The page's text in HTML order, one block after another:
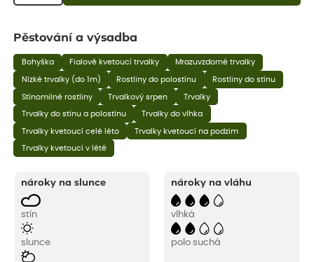
Pěstování a výsadba
Bohyška Fialově kvetoucí trvalky Mrazuvzdorné trvalky
Nízké trvalky (do 1m) Rostliny do polostínu Rostliny do stínu
Stínomilné rostliny Trvalkový srpen Trvalky
Trvalky do stínu a polostínu Trvalky do vlhka
Trvalky kvetoucí celé léto Trvalky kvetoucí na podzim
Trvalky kvetoucí v létě
nároky na slunce
stín
slunce
nároky na vláhu
vlhká
polo suchá